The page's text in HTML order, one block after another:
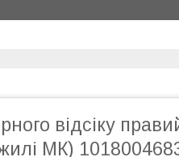
відсіку
МК)